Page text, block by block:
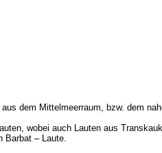
dem Mittelmeerraum, bzw. dem
wobei auch Lauten aus
Barbat – Laute.